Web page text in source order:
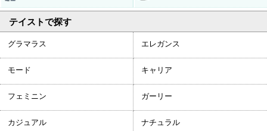
テイストで探す
グラマラス エレガンス
モード キャリア
フェミニン ガーリー
カジュアル ナチュラル